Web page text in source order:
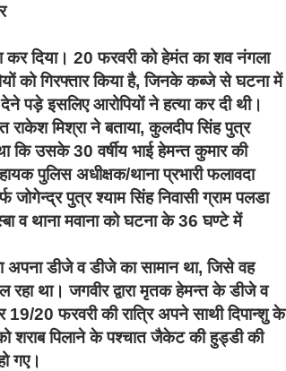
कर दिया। 20 फरवरी को हेमंत का शव नंगला
को गिरफ्तार किया है, जिनके कब्जे से घटना में
पड़े इसलिए आरोपियों ने हत्या कर दी थी।
राकेश मिश्रा ने बताया, कुलदीप सिंह पुत्र
कि उसके 30 वर्षीय भाई हेमन्त कुमार की
पुलिस अधीक्षक/थाना प्रभारी फलावदा
जोगेन्द्र पुत्र श्याम सिंह निवासी ग्राम पलडा
व थाना मवाना को घटना के 36 घण्टे में
डीजे व डीजे का सामान था, जिसे वह
रहा था। जगवीर द्वारा मृतक हेमन्त के डीजे व
20 फरवरी की रात्रि अपने साथी दिपान्शु के
शराब पिलाने के पश्चात जैकेट की हुड्डी की
गए।